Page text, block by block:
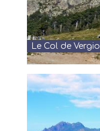
Le Col de Vergio